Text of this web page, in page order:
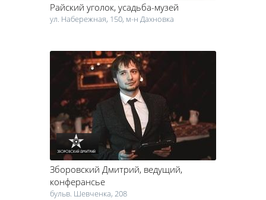
Райский уголок, усадьба-музей
ул. Набережная, 150, м-н Дахновка
Зборовский Дмитрий, ведущий,
конферансье
бульв. Шевченка, 208